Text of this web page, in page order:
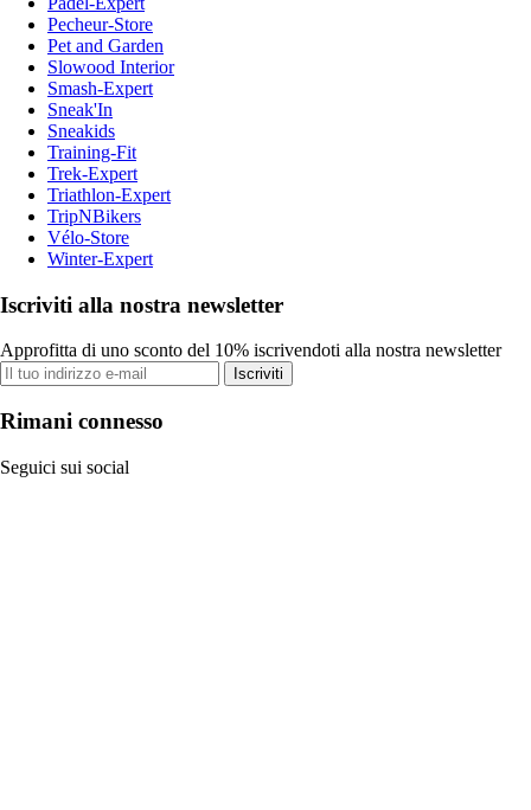
Pecheur-Store
Pet and Garden
Slowood Interior
Smash-Expert
Sneak'In
Sneakids
Training-Fit
Trek-Expert
Triathlon-Expert
TripNBikers
Vélo-Store
Winter-Expert
Iscriviti alla nostra newsletter
Approfitta di uno sconto del 10% iscrivendoti alla nostra newsletter
Iscriviti
Rimani connesso
Seguici sui social